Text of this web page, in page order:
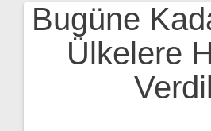
Bugüne
Ülkelere